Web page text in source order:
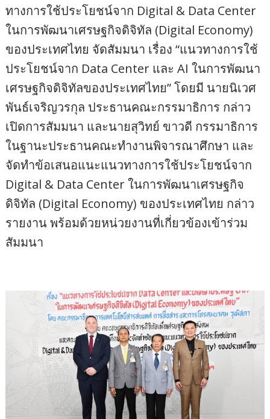
ทางการใช้ประโยชน์จาก Digital & Data Center
ในการพัฒนาเศรษฐกิจดิจิทัล (Digital Economy)
ของประเทศไทย จัดสัมมนา เรื่อง “แนวทางการใช้
ประโยชน์จาก Data Center และ AI ในการพัฒนา
เศรษฐกิจดิจิทัลของประเทศไทย” โดยมี นายนิเวศ
พันธ์เจริญวรกุล ประธานคณะกรรมาธิการ กล่าว
เปิดการสัมมนา และนายสุวิทย์ ขาวดี กรรมาธิการ
ในฐานะประธานคณะทำงานพิจารณาศึกษา และ
จัดทำข้อเสนอแนะแนวทางการใช้ประโยชน์จาก
Digital & Data Center ในการพัฒนาเศรษฐกิจ
ดิจิทัล (Digital Economy) ของประเทศไทย กล่าว
รายงาน พร้อมด้วยหน่วยงานที่เกี่ยวข้องเข้าร่วม
สัมมนา